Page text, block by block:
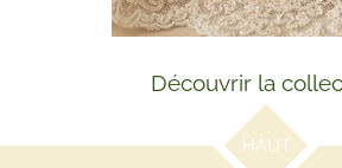
Découvrir la
HAUT